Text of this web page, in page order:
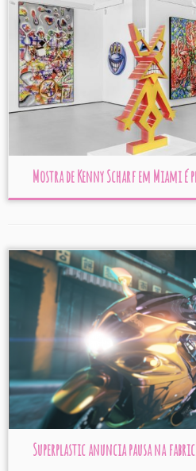
Mostra de Kenny Scharf em Miami é
Superplastic anuncia pausa na